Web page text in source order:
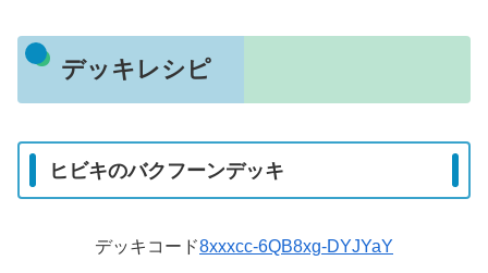
デッキレシピ
ヒビキのバクフーンデッキ
デッキコード8xxxcc-6QB8xg-DYJYaY